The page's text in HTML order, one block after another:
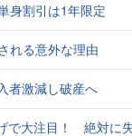
身割引は1年限定
れる意外な理由
者激減し破産へ
目！ 絶対に失敗しない「